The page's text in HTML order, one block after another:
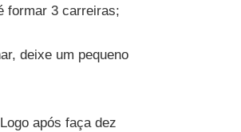
formar 3 carreiras;
deixe um pequeno
após faça dez